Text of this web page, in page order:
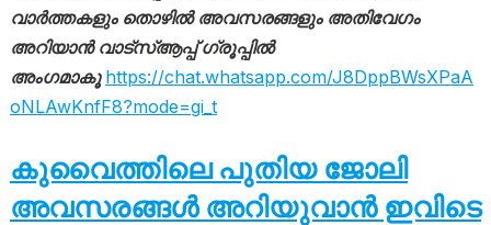
വാർത്തകളും തൊഴിൽ അവസരങ്ങളും അതിവേഗം
അറിയാൻ വാട്സ്ആപ്പ് ഗ്രൂപ്പിൽ
അംഗമാകൂ https://chat.whatsapp.com/J8DppBWsXPaA
oNLAwKnfF8?mode=gi_t
കുവൈത്തിലെ പുതിയ ജോലി
അവസരങ്ങൾ അറിയുവാൻ ഇവിടെ